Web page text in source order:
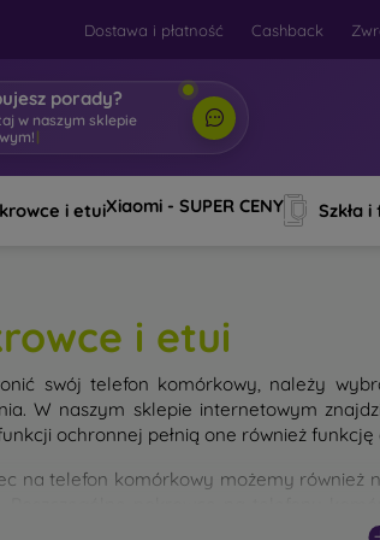
Dostawa i płatność Cashback
porady?
w naszym sklepie
i etuiXiaomi - SUPER CENY Szkła
i etui
swój telefon komórkowy, należy
W naszym sklepie internetowym
ochronnej pełnią one również funkcję
na telefon komórkowy możemy również